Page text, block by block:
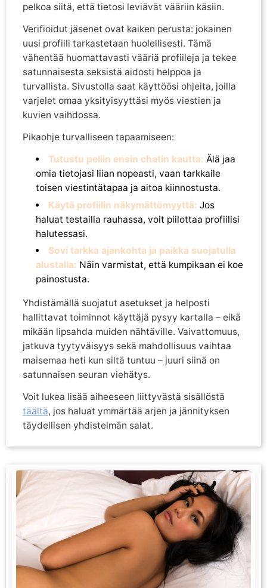
pelkoa siitä, että tietosi leviävät vääriin käsiin.
Verifioidut jäsenet ovat kaiken perusta: jokainen
uusi profiili tarkastetaan huolellisesti. Tämä
vähentää huomattavasti vääriä profiileja ja tekee
satunnaisesta seksistä aidosti helppoa ja
turvallista. Sivustolla saat käyttöösi ohjeita, joilla
varjelet omaa yksityisyyttäsi myös viestien ja
kuvien vaihdossa.
Pikaohje turvalliseen tapaamiseen:
Tutustu peliin ensin chatin kautta: Älä jaa
omia tietojasi liian nopeasti, vaan tarkkaile
toisen viestintätapaa ja aitoa kiinnostusta.
Käytä profiilin näkymättömyyttä: Jos
haluat testailla rauhassa, voit piilottaa profiilisi
halutessasi.
Sovi tarkka ajankohta ja paikka suojatulla
alustalla: Näin varmistat, että kumpikaan ei koe
painostusta.
Yhdistämällä suojatut asetukset ja helposti
hallittavat toiminnot käyttäjä pysyy kartalla – eikä
mikään lipsahda muiden nähtäville. Vaivattomuus,
jatkuva tyytyväisyys sekä mahdollisuus vaihtaa
maisemaa heti kun siltä tuntuu – juuri siinä on
satunnaisen seuran viehätys.
Voit lukea lisää aiheeseen liittyvästä sisällöstä
täältä, jos haluat ymmärtää arjen ja jännityksen
täydellisen yhdistelmän salat.